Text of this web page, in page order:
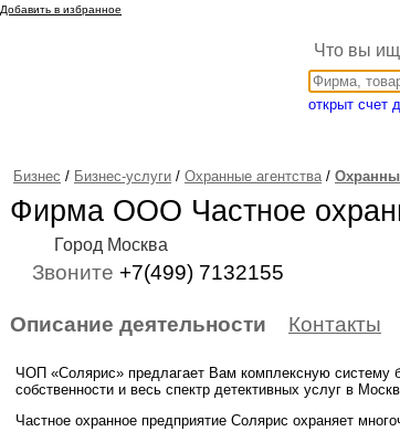
Добавить в избранное
Что вы
открыт счет
Бизнес / Бизнес-услуги / Охранные агентства/
Фирма ООО Частное
Город Москва
Звоните +7(499) 7132155
Описание деятельности Контакты
ЧОП «Солярис» предлагает Вам комплексную систему
собственности и весь спектр детективных услуг в
Частное охранное предприятие Солярис охраняет